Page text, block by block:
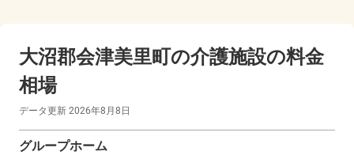
大沼郡会津美里町の介護施設の料金
相場
データ更新 2026年8月8日
グループホーム